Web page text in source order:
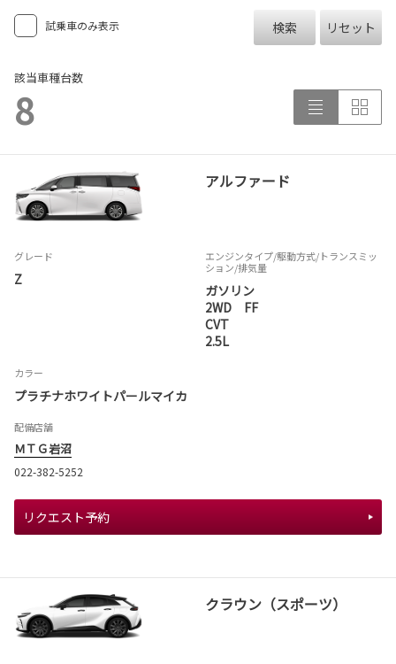
試乗車のみ表示 検索 リセット
該当車種台数
8
アルファード
グレード
Z
エンジンタイプ/駆動方式/トランスミッ
ション/排気量
ガソリン
2WD FF
CVT
2.5L
カラー
プラチナホワイトパールマイカ
配備店舗
ＭＴＧ岩沼
022-382-5252
リクエスト予約
クラウン（スポーツ）